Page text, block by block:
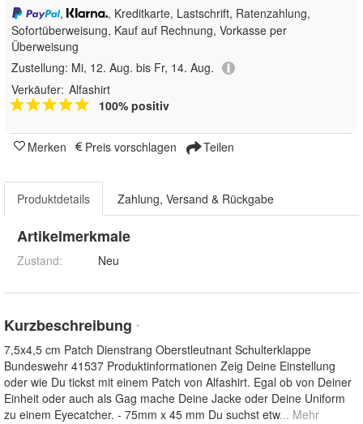
,
, Kreditkarte, Lastschrift, Ratenzahlung,
Sofortüberweisung, Kauf auf Rechnung, Vorkasse per
Überweisung
Zustellung: Mi, 12. Aug. bis Fr, 14. Aug.
Verkäufer: Alfashirt
100% positiv
Merken Preis vorschlagen Teilen
Produktdetails Zahlung, Versand & Rückgabe
Artikelmerkmale
Zustand: Neu
Kurzbeschreibung *
7,5x4,5 cm Patch Dienstrang Oberstleutnant Schulterklappe
Bundeswehr 41537 Produktinformationen Zeig Deine Einstellung
oder wie Du tickst mit einem Patch von Alfashirt. Egal ob von Deiner
Einheit oder auch als Gag mache Deine Jacke oder Deine Uniform
zu einem Eyecatcher. - 75mm x 45 mm Du suchst etw... Mehr